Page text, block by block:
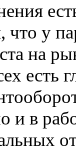
что у
на
и в